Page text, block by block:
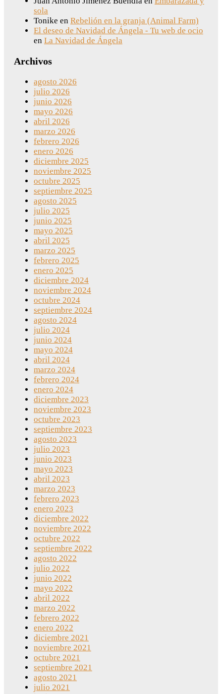
sola
Tonike en Rebelión en la granja (Animal Farm)
El deseo de Navidad de Ángela - Tu web de ocio
en La Navidad de Ángela
Archivos
agosto 2026
julio 2026
junio 2026
mayo 2026
abril 2026
marzo 2026
febrero 2026
enero 2026
diciembre 2025
noviembre 2025
octubre 2025
septiembre 2025
agosto 2025
julio 2025
junio 2025
mayo 2025
abril 2025
marzo 2025
febrero 2025
enero 2025
diciembre 2024
noviembre 2024
octubre 2024
septiembre 2024
agosto 2024
julio 2024
junio 2024
mayo 2024
abril 2024
marzo 2024
febrero 2024
enero 2024
diciembre 2023
noviembre 2023
octubre 2023
septiembre 2023
agosto 2023
julio 2023
junio 2023
mayo 2023
abril 2023
marzo 2023
febrero 2023
enero 2023
diciembre 2022
noviembre 2022
octubre 2022
septiembre 2022
agosto 2022
julio 2022
junio 2022
mayo 2022
abril 2022
marzo 2022
febrero 2022
enero 2022
diciembre 2021
noviembre 2021
octubre 2021
septiembre 2021
agosto 2021
julio 2021